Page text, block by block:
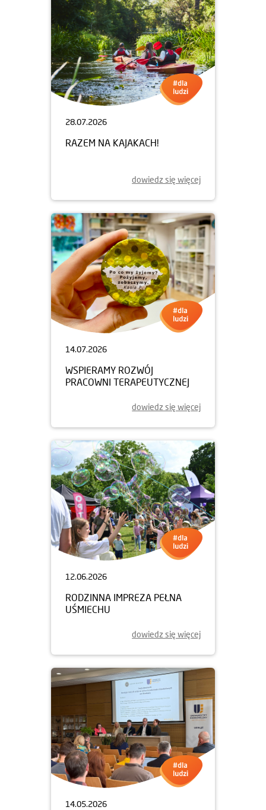
28.07.2026
RAZEM NA KAJAKACH!
dowiedz się więcej
14.07.2026
WSPIERAMY ROZWÓJ
PRACOWNI TERAPEUTYCZNEJ
dowiedz się więcej
12.06.2026
RODZINNA IMPREZA PEŁNA
UŚMIECHU
dowiedz się więcej
14.05.2026